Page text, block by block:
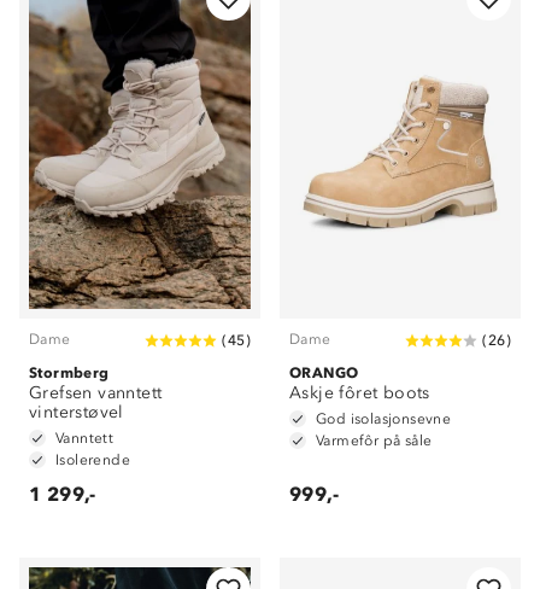
Dame (45)
Stormberg
Grefsen vanntett
vinterstøvel
Vanntett
Isolerende
1 299,-
Dame (26)
ORANGO
Askje fôret boots
God isolasjonsevne
Varmefôr på såle
999,-